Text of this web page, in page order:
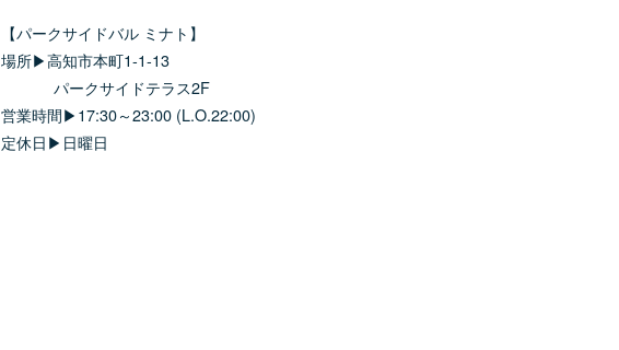
【パークサイドバル ミナト】
場所▶高知市本町1-1-13
パークサイドテラス2F
営業時間▶17:30～23:00 (L.O.22:00)
定休日▶日曜日